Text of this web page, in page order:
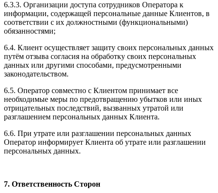
6.3.3. Организации доступа сотрудников Оператора к
информации, содержащей персональные данные Клиентов, в
соответствии с их должностными (функциональными)
обязанностями;
6.4. Клиент осуществляет защиту своих персональных данных
путём отзыва согласия на обработку своих персональных
данных или другими способами, предусмотренными
законодательством.
6.5. Оператор совместно с Клиентом принимает все
необходимые меры по предотвращению убытков или иных
отрицательных последствий, вызванных утратой или
разглашением персональных данных Клиента.
6.6. При утрате или разглашении персональных данных
Оператор информирует Клиента об утрате или разглашении
персональных данных.
7. Ответственность Сторон